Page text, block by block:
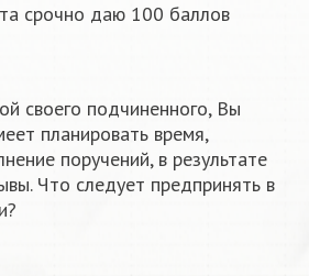
срочно даю 100 баллов
своего подчиненного, Вы
планировать время,
поручений, в результате
Что следует предпринять в